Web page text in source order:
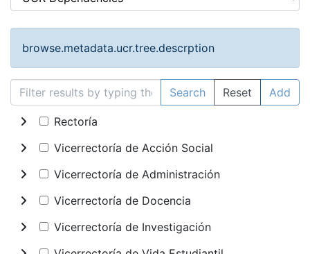
browse.metadata.ucr.tree.descrption
Search Reset Add
Rectoría
Vicerrectoría de Acción Social
Vicerrectoría de Administración
Vicerrectoría de Docencia
Vicerrectoría de Investigación